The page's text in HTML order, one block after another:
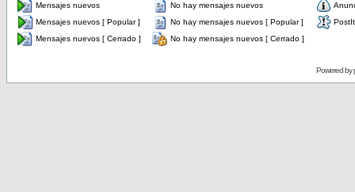
Mensajes nuevos No hay mensajes nuevos
Mensajes nuevos [ Popular ]
No hay mensajes nuevos [ Popular ]
PostIt
Mensajes nuevos [ Cerrado ]
No hay mensajes nuevos [ Cerrado ]
Powered by